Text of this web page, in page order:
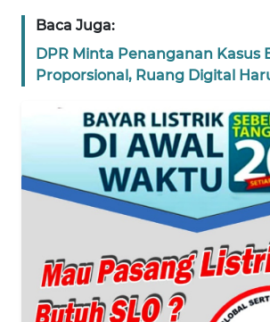
Baca Juga:
DPR Minta Penanganan Kasus
Proporsional, Ruang Digital
WN
JAKARTA
BANTEN
WN
KEPRI